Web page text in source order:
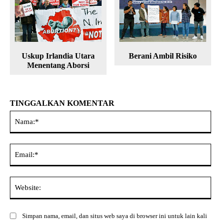
Uskup Irlandia Utara
Menentang Aborsi
Berani Ambil Risiko
TINGGALKAN KOMENTAR
Simpan nama, email, dan situs web saya di browser ini untuk lain kali